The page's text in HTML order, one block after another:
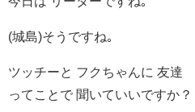
(城島)そうですね｡
ツッチーと フクちゃんに 友達
ってことで 聞いていいですか？